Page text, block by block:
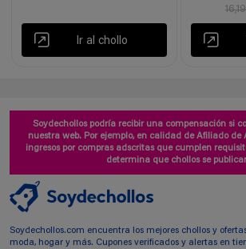
Ir al chollo
Soydechollos podría recibir una compensación si
nuestra web. Por ejemplo, en calidad de Afiliado de
ingresos por compras adscritas que cumplen
determina que chollos se
Soydechollos.com encuentra los mejores chollos y
moda, hogar y más. Cupones verificados y alertas en